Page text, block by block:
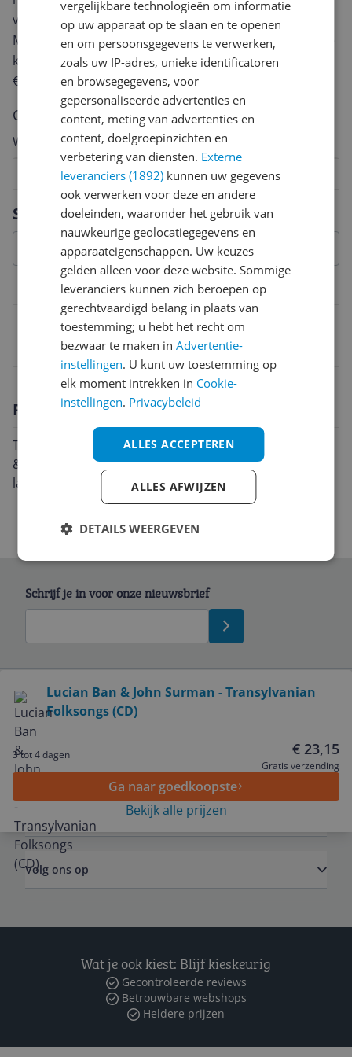
Specificaties
Belangrijkste kenmerken
0016728158022
Productomschrijving
Transylvanian Folksongs is een album van Lucian Ban
& John Surman uit 2020 en is uitgebracht onder het
label Delta
van een review gemiddeld tussen de 3 en 10 minuten.
Met jouw mening help je andere bezoekers een betere
keuze te maken én maak je iedere maand kans op
€250,-!
Klik hier voor de actievoorwaarden.
Cijfer
Welk cijfer geef jij dit product?
8
7
6
5
4
3
2
Vraag 1 van 4
Lucian Ban & John Surman - Transylvanian
Folksongs (CD)
3 tot 4 dagen € 23,15
Gratis verzending
Ga naar goedkoopste
Bekijk alle prijzen
Schrijf je in voor onze nieuwsbrief
Service
Algemeen
Zakelijk
Volg ons op
Wat je ook kiest: Blijf kieskeurig
Gecontroleerde reviews
Betrouwbare webshops
Heldere prijzen
vergelijkbare technologieën om informatie
op uw apparaat op te slaan en te openen
en om persoonsgegevens te verwerken,
zoals uw IP-adres, unieke identificatoren
en browsegegevens, voor
gepersonaliseerde advertenties en
content, meting van advertenties en
content, doelgroepinzichten en
verbetering van diensten. Externe
leveranciers (1892) kunnen uw gegevens
ook verwerken voor deze en andere
doeleinden, waaronder het gebruik van
nauwkeurige geolocatiegegevens en
apparaateigenschappen. Uw keuzes
gelden alleen voor deze website. Sommige
leveranciers kunnen zich beroepen op
gerechtvaardigd belang in plaats van
toestemming; u hebt het recht om
bezwaar te maken inAdvertentie-
instellingen. U kunt uw toestemming op
elk moment intrekken in Cookie-
instellingen. Privacybeleid
ALLES ACCEPTEREN
ALLES AFWIJZEN
DETAILS WEERGEVEN